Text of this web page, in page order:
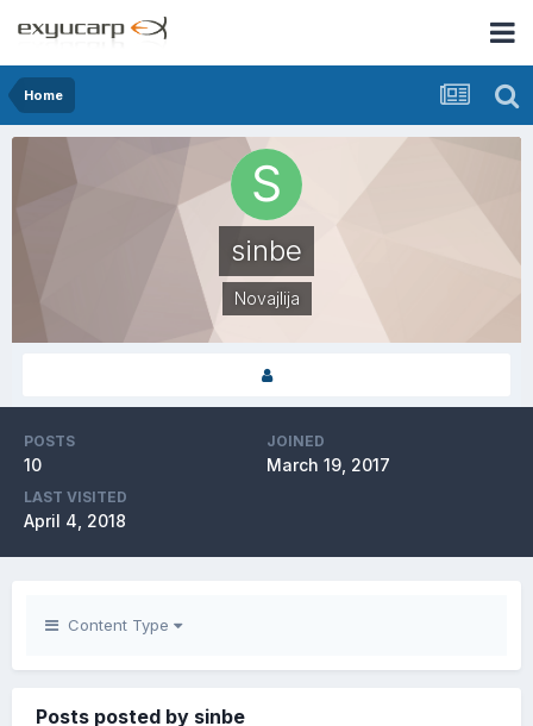
Home
sinbe
Novajlija
POSTS
10
JOINED
March 19, 2017
LAST VISITED
April 4, 2018
Content Type
Posts posted by sinbe